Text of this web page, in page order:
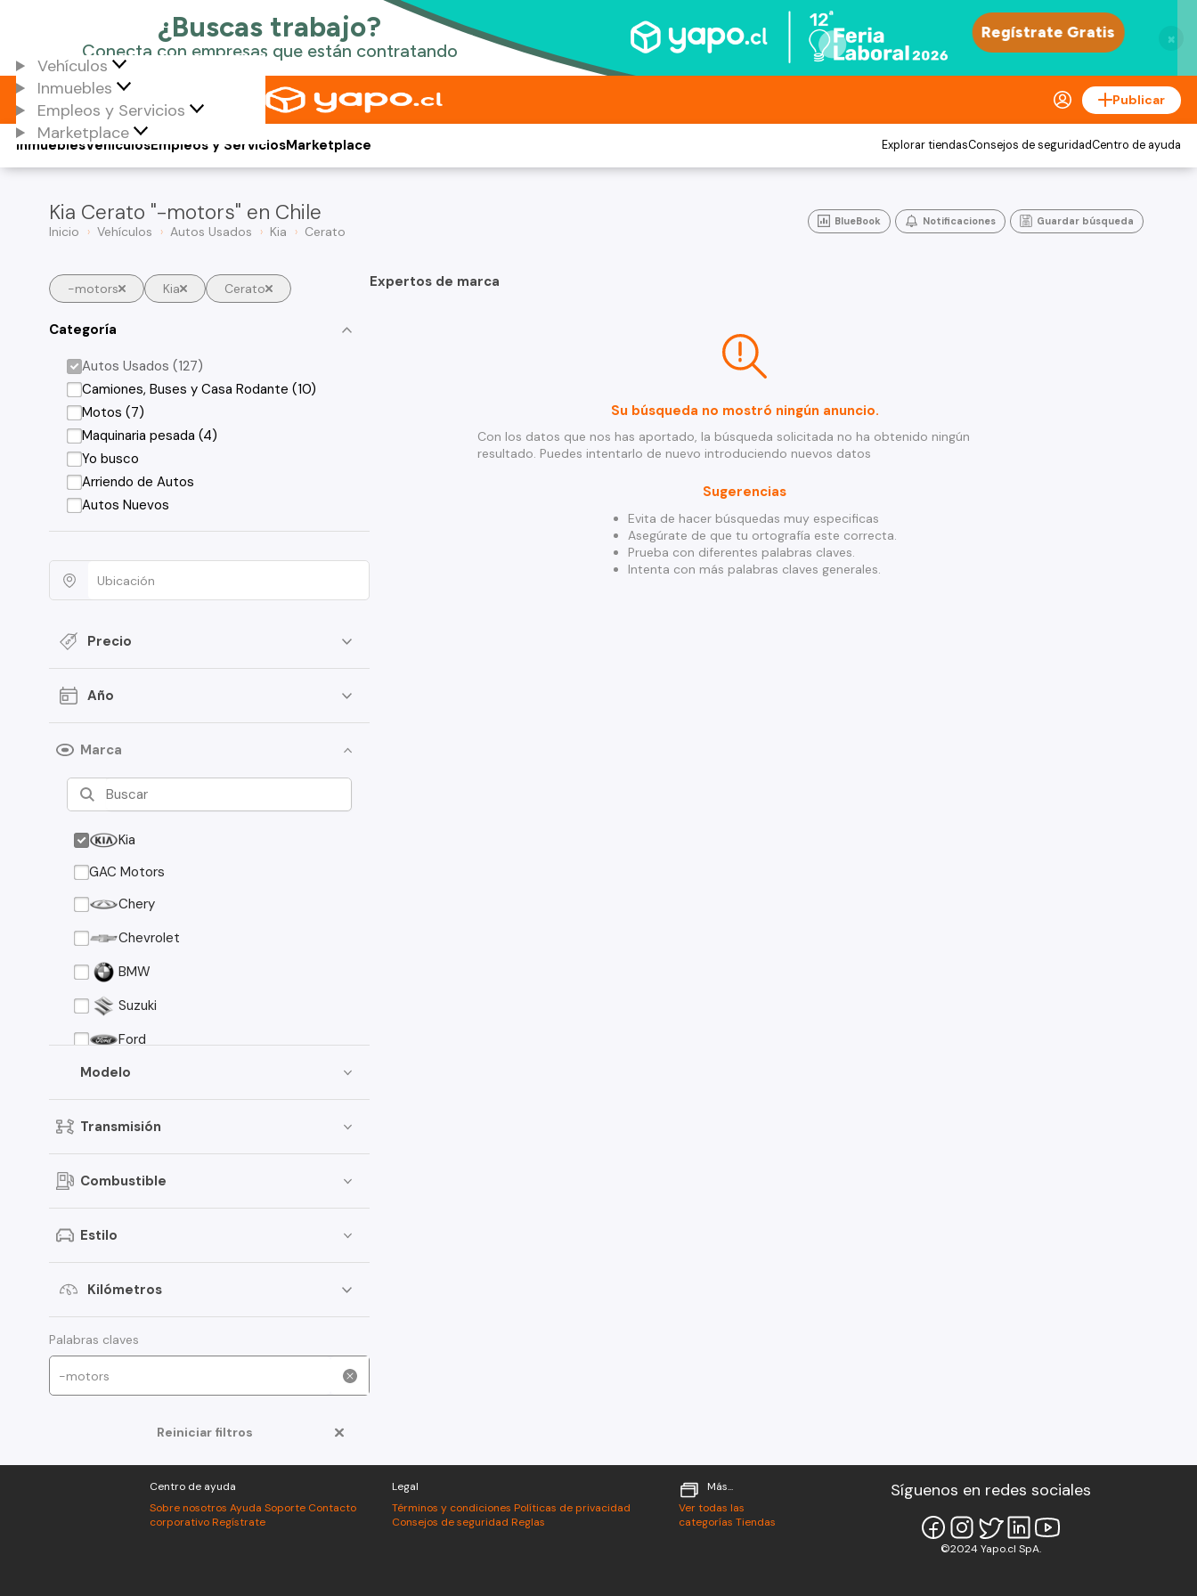
×
Vehículos
Inmuebles
Empleos y Servicios
Marketplace
Publicar
Vehículos
Inmuebles Empleos y ServiciosMarketplace Explorar tiendasConsejos de seguridadCentro de ayuda
Kia Cerato "-motors" en Chile
Inicio Vehículos Autos Usados Kia Cerato
BlueBook Notificaciones Guardar búsqueda
-motors Kia Cerato
Categoría
Autos Usados (127)
Camiones, Buses y Casa Rodante (10)
Motos (7)
Maquinaria pesada (4)
Yo busco
Arriendo de Autos
Autos Nuevos
Precio
Año
Marca
Kia
GAC Motors
Chery
Chevrolet
BMW
Suzuki
Ford
Asia Motors
Mazda
Nissan
Peugeot
Foton
American Motors
Modelo
Transmisión
Combustible
Estilo
Kilómetros
Palabras claves
Reiniciar filtros
Expertos de marca
Su búsqueda no mostró ningún anuncio.
Con los datos que nos has aportado, la búsqueda solicitada no ha obtenido ningún
resultado. Puedes intentarlo de nuevo introduciendo nuevos datos
Sugerencias
Evita de hacer búsquedas muy especificas
Asegúrate de que tu ortografía este correcta.
Prueba con diferentes palabras claves.
Intenta con más palabras claves generales.
Centro de ayuda
Sobre nosotros Ayuda Soporte Contacto
corporativo Regístrate
Legal
Términos y condiciones Políticas de privacidad
Consejos de seguridad Reglas
Más...
Ver todas las
categorías Tiendas
Síguenos en redes sociales
©2024 Yapo.cl SpA.